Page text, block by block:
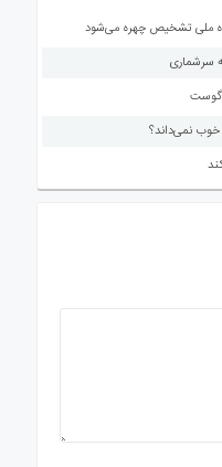
ملی تشخیص چهره می‌شود
سرشماری
خوب نمی‌داند؟